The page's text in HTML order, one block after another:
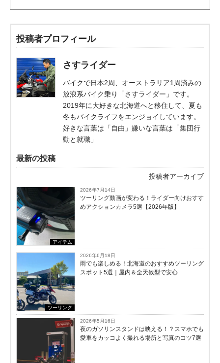
投稿者プロフィール
さすライダー
バイクで日本2周、オーストラリア1周済みの
放浪系バイク乗り「さすライダー」です。
2019年に大好きな北海道へと移住して、夏も
冬もバイクライフをエンジョイしています。
好きな言葉は「自由」嫌いな言葉は「集団行
動と就職」
最新の投稿
投稿者アーカイブ
アイテム
2026年7月14日
ツーリング動画が変わる！ライダー向けおすす
めアクションカメラ5選【2026年版】
ツーリング
2026年6月18日
雨でも楽しめる！北海道のおすすめツーリング
スポット5選｜屋内＆全天候型で安心
2026年5月16日
夜のガソリンスタンドは映える！？スマホでも
愛車をカッコよく撮れる場所と写真のコツ7選